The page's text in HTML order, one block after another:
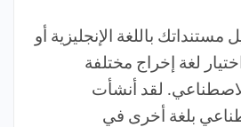
باللغة الإنجليزية أو
لغة إخراج مختلفة
لقد أنشأت
بلغة أخرى في